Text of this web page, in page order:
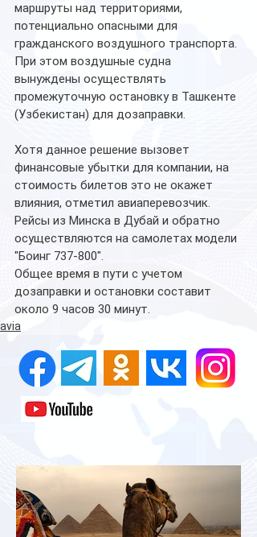
маршруты над территориями,
потенциально опасными для
гражданского воздушного транспорта.
При этом воздушные судна
вынуждены осуществлять
промежуточную остановку в Ташкенте
(Узбекистан) для дозаправки.
Хотя данное решение вызовет
финансовые убытки для компании, на
стоимость билетов это не окажет
влияния, отметил авиаперевозчик.
Рейсы из Минска в Дубай и обратно
осуществляются на самолетах модели
"Боинг 737-800".
Общее время в пути с учетом
дозаправки и остановки составит
около 9 часов 30 минут.
avia